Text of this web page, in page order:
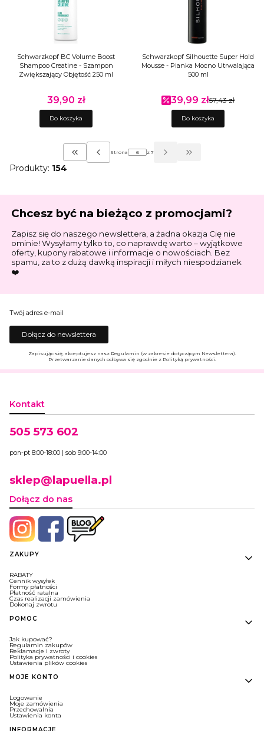
Schwarzkopf BC Volume Boost
Shampoo Creatine - Szampon
Zwiększający Objętość 250 ml
Cena
39,90 zł
Do koszyka
Schwarzkopf Silhouette Super Hold
Mousse - Pianka Mocno Utrwalająca
500 ml
Cena promocyjna
39,99 zł57,43 zł
Do koszyka
Wróć do pierwszej strony z produktami
Strona z 7 Przejdź do ostatniej
Produkty: 154
Chcesz być na bieżąco z promocjami?
Zapisz się do naszego newslettera, a żadna okazja Cię nie
ominie! Wysyłamy tylko to, co naprawdę warto – wyjątkowe
oferty, kupony rabatowe i informacje o nowościach. Bez
spamu, za to z dużą dawką inspiracji i miłych niespodzianek
❤️
Twój adres e-mail
Dołącz do newslettera
Zapisując się, akceptujesz nasz Regulamin (w zakresie dotyczącym Newslettera).
Przetwarzanie danych odbywa się zgodnie z Polityką prywatności.
Kontakt
505 573 602
pon-pt 8:00-18:00 | sob 9:00-14:00
sklep@lapuella.pl
Dołącz do nas
Linki w stopce
ZAKUPY
RABATY
Cennik wysyłek
Formy płatności
Płatność ratalna
Czas realizacji zamówienia
Dokonaj zwrotu
POMOC
Jak kupować?
Regulamin zakupów
Reklamacje i zwroty
Polityka prywatności i cookies
Ustawienia plików cookies
MOJE KONTO
Logowanie
Moje zamówienia
Przechowalnia
Ustawienia konta